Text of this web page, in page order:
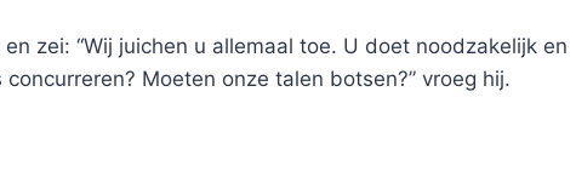
zei: “Wij juichen u allemaal toe. U doet noodzakelijk en
Moeten onze talen botsen?” vroeg hij.